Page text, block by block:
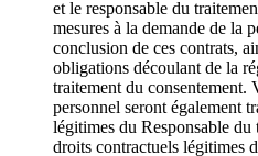
et le responsable du
mesures à la demande de la
conclusion de ces contrats,
obligations découlant de la
traitement du consentement.
personnel seront également
légitimes du Responsable
droits contractuels légitimes